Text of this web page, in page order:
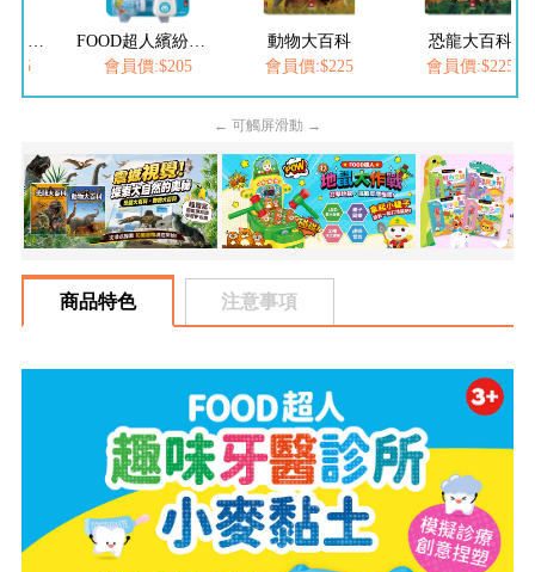
會員價:$205
動物大百科
會員價:$225
恐龍大百科
會員價:$225
← 可觸屏滑動 →
商品特色 注意事項